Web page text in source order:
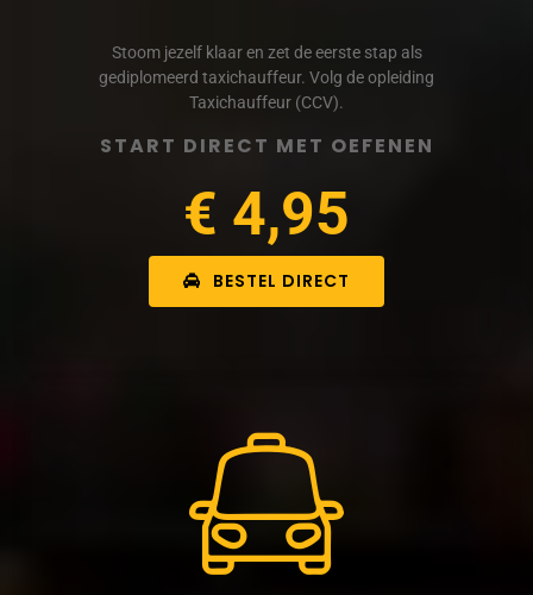
Stoom jezelf klaar en zet de eerste stap als
gediplomeerd taxichauffeur. Volg de opleiding
Taxichauffeur (CCV).
START DIRECT MET OEFENEN
€ 4,95
BESTEL DIRECT